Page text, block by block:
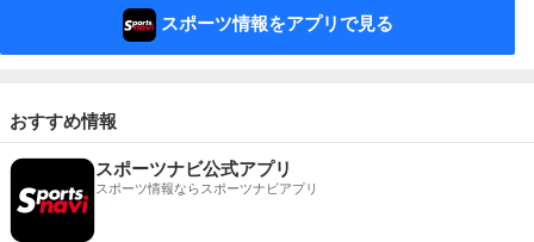
スポーツ情報をアプリで見る
おすすめ情報
スポーツナビ公式アプリ
スポーツ情報ならスポーツナビアプリ